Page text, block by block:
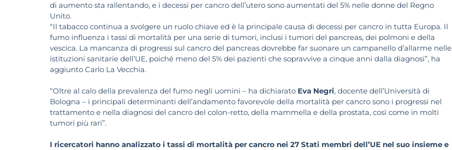
di aumento sta rallentando, e i decessi per cancro dell’utero sono aumentati del 5% nelle donne del Regno
Unito.
“Il tabacco continua a svolgere un ruolo chiave ed è la principale causa di decessi per cancro in tutta Europa. Il
fumo influenza i tassi di mortalità per una serie di tumori, inclusi i tumori del pancreas, dei polmoni e della
vescica. La mancanza di progressi sul cancro del pancreas dovrebbe far suonare un campanello d’allarme nelle
istituzioni sanitarie dell’UE, poiché meno del 5% dei pazienti che sopravvive a cinque anni dalla diagnosi”, ha
aggiunto Carlo La Vecchia.
“Oltre al calo della prevalenza del fumo negli uomini – ha dichiarato Eva Negri, docente dell’Università di
Bologna – i principali determinanti dell’andamento favorevole della mortalità per cancro sono i progressi nel
trattamento e nella diagnosi del cancro del colon-retto, della mammella e della prostata, così come in molti
tumori più rari”.
I ricercatori hanno analizzato i tassi di mortalità per cancro nei 27 Stati membri dell’UE nel suo insieme e